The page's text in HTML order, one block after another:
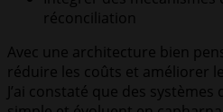
réconciliation
Avec une architecture bien
réduire les coûts et améliorer
J’ai constaté que des